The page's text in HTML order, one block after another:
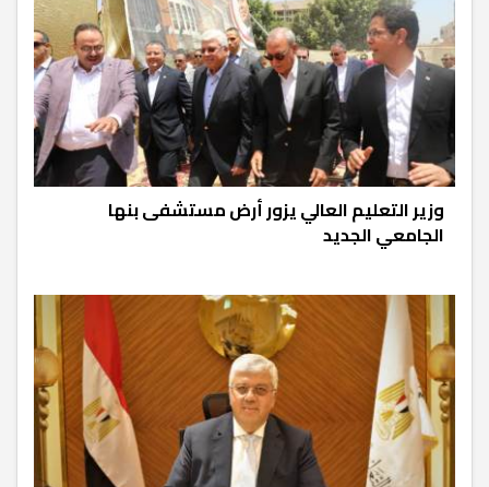
وزير التعليم العالي يزور أرض مستشفى بنها
الجامعي الجديد